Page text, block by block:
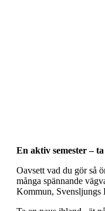
En aktiv semester –
Oavsett vad du gör så
många spännande
Kommun, Svensljungs